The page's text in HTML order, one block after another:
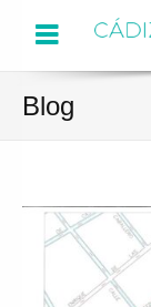
Menu
Blog